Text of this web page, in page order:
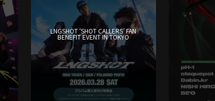
LNGSHOT ‘SHOT CALLERS’ FAN
BENEFIT EVENT IN TOKYO